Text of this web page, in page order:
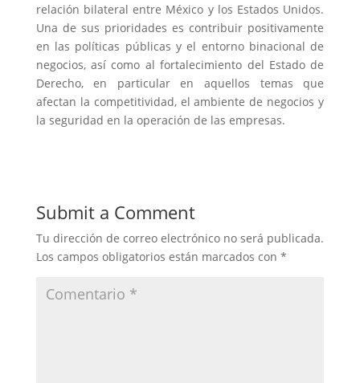
relación bilateral entre México y los Estados Unidos.
Una de sus prioridades es contribuir positivamente
en las políticas públicas y el entorno binacional de
negocios, así como al fortalecimiento del Estado de
Derecho, en particular en aquellos temas que
afectan la competitividad, el ambiente de negocios y
la seguridad en la operación de las empresas.
Submit a Comment
Tu dirección de correo electrónico no será publicada.
Los campos obligatorios están marcados con *